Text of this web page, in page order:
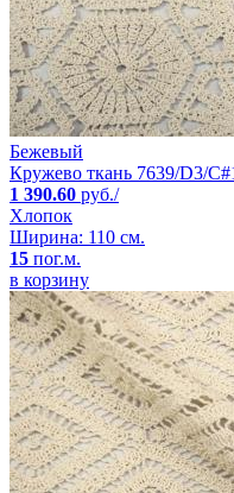
Бежевый
Кружево ткань 7639/D3/
1 390.60 руб./
Хлопок
Ширина: 110 см.
15 пог.м.
в корзину